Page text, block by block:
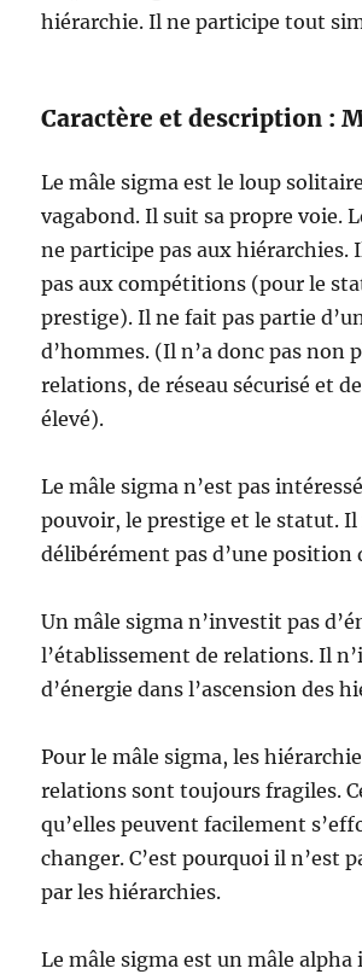
hiérarchie. Il ne participe tout
Caractère et description :
Le mâle sigma est le loup
vagabond. Il suit sa propre voie.
ne participe pas aux hiérarchies.
pas aux compétitions (pour le
prestige). Il ne fait pas partie
d’hommes. (Il n’a donc pas non
relations, de réseau sécurisé et
élevé).
Le mâle sigma n’est pas
pouvoir, le prestige et le statut. Il
délibérément pas d’une position
Un mâle sigma n’investit pas
l’établissement de relations. Il
d’énergie dans l’ascension des
Pour le mâle sigma, les
relations sont toujours fragiles.
qu’elles peuvent facilement
changer. C’est pourquoi il n’est
par les hiérarchies.
Le mâle sigma est un mâle